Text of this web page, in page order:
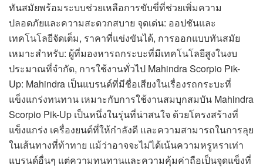
ทันสมัยพร้อมระบบช่วยเหลือการขับขี่ที่ช่วยเพิ่มความ
ปลอดภัยและความสะดวกสบาย จุดเด่น: ออปชันและ
เทคโนโลยีจัดเต็ม, ราคาที่แข่งขันได้, การออกแบบทันสมัย
เหมาะสำหรับ: ผู้ที่มองหารถกระบะที่มีเทคโนโลยีสูงในงบ
ประมาณที่จำกัด, การใช้งานทั่วไป Mahindra Scorpio Pik-
Up: Mahindra เป็นแบรนด์ที่มีชื่อเสียงในเรื่องรถกระบะที่
แข็งแกร่งทนทาน เหมาะกับการใช้งานสมบุกสมบัน Mahindra
Scorpio Pik-Up เป็นหนึ่งในรุ่นที่น่าสนใจ ด้วยโครงสร้างที่
แข็งแกร่ง เครื่องยนต์ที่ให้กำลังดี และความสามารถในการลุย
ในเส้นทางที่ท้าทาย แม้ว่าอาจจะไม่ได้เน้นความหรูหราเท่า
แบรนด์อื่นๆ แต่ความทนทานและความคุ้มค่าถือเป็นจุดแข็งที่